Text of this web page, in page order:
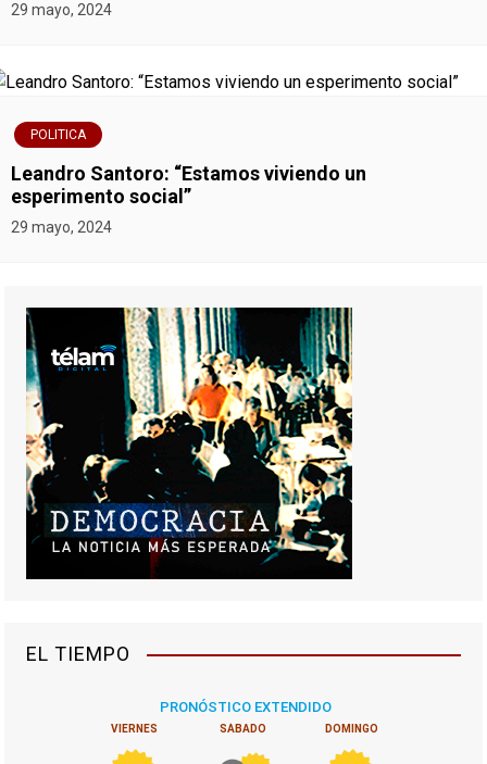
29 mayo, 2024
POLITICA
Leandro Santoro: “Estamos viviendo un
esperimento social”
29 mayo, 2024
EL TIEMPO